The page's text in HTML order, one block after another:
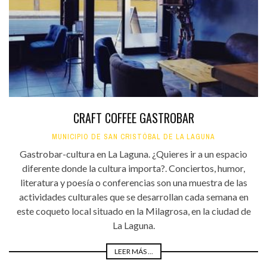
CRAFT COFFEE GASTROBAR
MUNICIPIO DE SAN CRISTÓBAL DE LA LAGUNA
Gastrobar-cultura en La Laguna. ¿Quieres ir a un espacio
diferente donde la cultura importa?. Conciertos, humor,
literatura y poesía o conferencias son una muestra de las
actividades culturales que se desarrollan cada semana en
este coqueto local situado en la Milagrosa, en la ciudad de
La Laguna.
LEER MÁS ...